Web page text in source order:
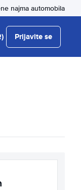
najma automobila
Prijavite se